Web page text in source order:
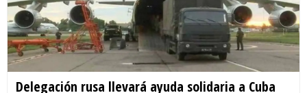
Delegación rusa llevará ayuda solidaria a Cuba